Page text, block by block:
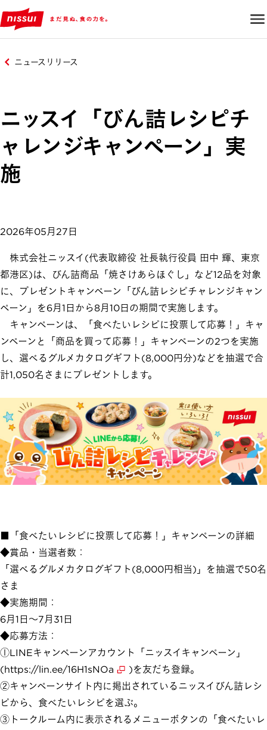
ニュースリリース
ニッスイ「びん詰レシピチ
ャレンジキャンペーン」実
施
2026年05月27日
株式会社ニッスイ(代表取締役 社長執行役員 田中 輝、東京
都港区)は、びん詰商品「焼さけあらほぐし」など12品を対象
に、プレゼントキャンペーン「びん詰レシピチャレンジキャン
ペーン」を6月1日から8月10日の期間で実施します。
キャンペーンは、「食べたいレシピに投票して応募！」キャ
ンペーンと「商品を買って応募！」キャンペーンの2つを実施
し、選べるグルメカタログギフト(8,000円分)などを抽選で合
計1,050名さまにプレゼントします。
■「食べたいレシピに投票して応募！」キャンペーンの詳細
◆賞品・当選者数：
「選べるグルメカタログギフト(8,000円相当)」を抽選で50名
さま
◆実施期間：
6月1日～7月31日
◆応募方法：
①LINEキャンペーンアカウント「ニッスイキャンペーン」
(https://lin.ee/16H1sNOa
)を友だち登録。
②キャンペーンサイト内に掲出されているニッスイびん詰レシ
ピから、食べたいレシピを選ぶ。
③トークルーム内に表示されるメニューボタンの「食べたいレ